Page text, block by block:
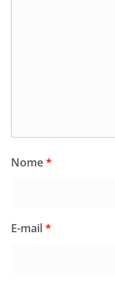
Nome*
E-mail*